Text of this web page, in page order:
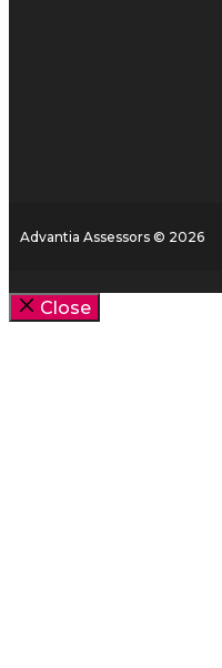
Advantia Assessors © 2026
Close